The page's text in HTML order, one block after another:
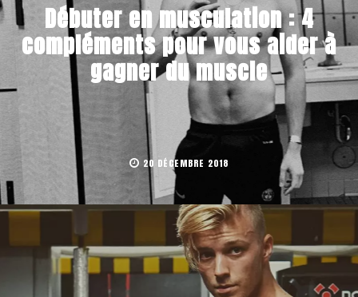
Débuter en musculation : 4
compléments pour vous aider à
gagner du muscle
20 DÉCEMBRE 2018